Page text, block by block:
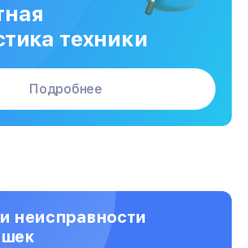
техники
Подробнее
неисправности